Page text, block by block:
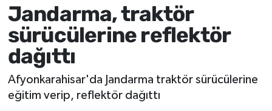
Jandarma, traktör
sürücülerine reflektör
dağıttı
Afyonkarahisar'da Jandarma traktör sürücülerine
eğitim verip, reflektör dağıttı
Sağlık
Eğitim
Sivil Toplum
Ekonomi